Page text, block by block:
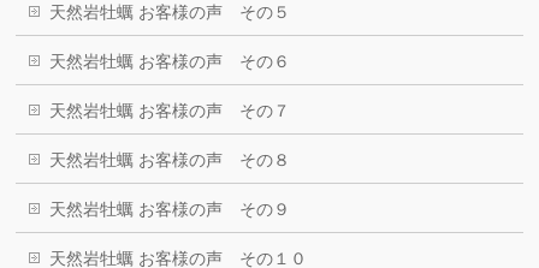
天然岩牡蠣 お客様の声 その５
天然岩牡蠣 お客様の声 その６
天然岩牡蠣 お客様の声 その７
天然岩牡蠣 お客様の声 その８
天然岩牡蠣 お客様の声 その９
天然岩牡蠣 お客様の声 その１０